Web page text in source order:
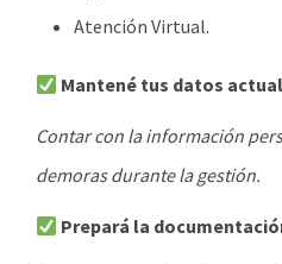
Atención Virtual.
Mantené tus datos
Contar con la información
demoras durante la gestión.
Prepará la